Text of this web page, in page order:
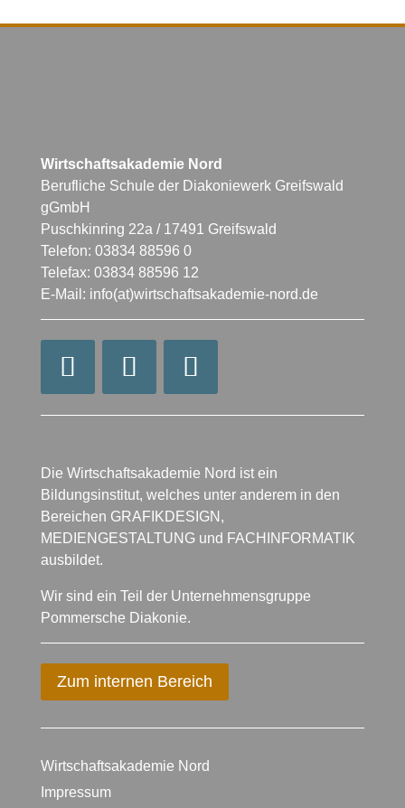
Wirtschaftsakademie Nord
Berufliche Schule der Diakoniewerk Greifswald
gGmbH
Puschkinring 22a / 17491 Greifswald
Telefon: 03834 88596 0
Telefax: 03834 88596 12
E-Mail: info(at)wirtschaftsakademie-nord.de
Die Wirtschaftsakademie Nord ist ein
Bildungsinstitut, welches unter anderem in den
Bereichen GRAFIKDESIGN,
MEDIENGESTALTUNG und FACHINFORMATIK
ausbildet.
Wir sind ein Teil der Unternehmensgruppe
Pommersche Diakonie.
Zum internen Bereich
Wirtschaftsakademie Nord
Impressum